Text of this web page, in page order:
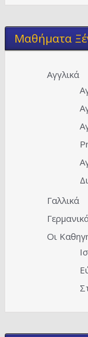
Μαθήματα
Αγγλικά
Γαλλικά
Οι